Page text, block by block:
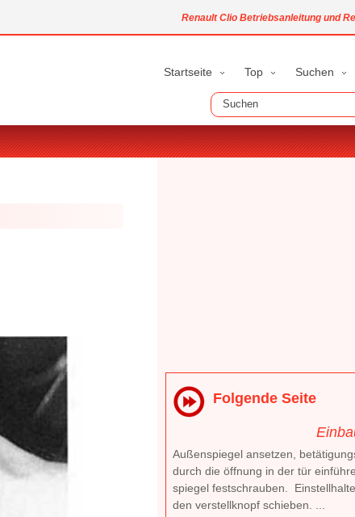
Renault Clio Betriebsanleitung und
Startseite Top Suchen
Folgende Seite
Außenspiegel ansetzen,
durch die öffnung in der tür
spiegel festschrauben.
den verstellknopf schieben. ...